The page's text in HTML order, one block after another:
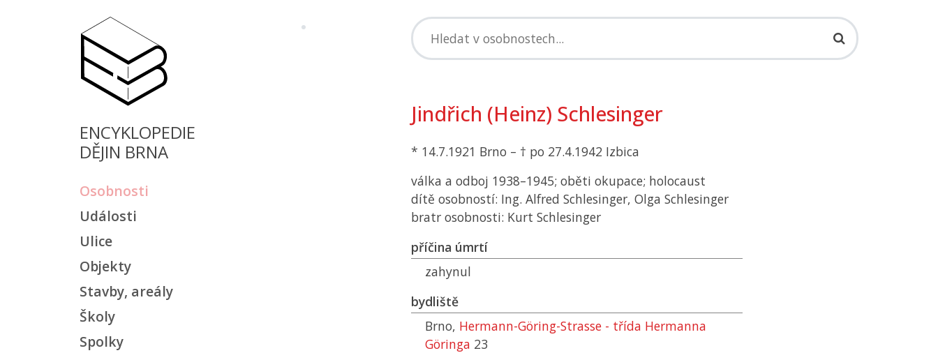
ENCYKLOPEDIE
DĚJIN BRNA
Osobnosti
Události
Ulice
Objekty
Stavby, areály
Školy
Spolky
Jindřich (Heinz) Schlesinger
* 14.7.1921 Brno – † po 27.4.1942 Izbica
válka a odboj 1938–1945; oběti okupace; holocaust
dítě osobností: Ing. Alfred Schlesinger, Olga Schlesinger
bratr osobnosti: Kurt Schlesinger
příčina úmrtí
zahynul
bydliště
Brno, Hermann-Göring-Strasse - třída Hermanna
Göringa 23